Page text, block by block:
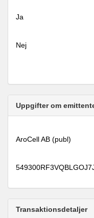
Ja
Nej
Uppgifter om
AroCell AB (publ)
Transaktionsdetaljer